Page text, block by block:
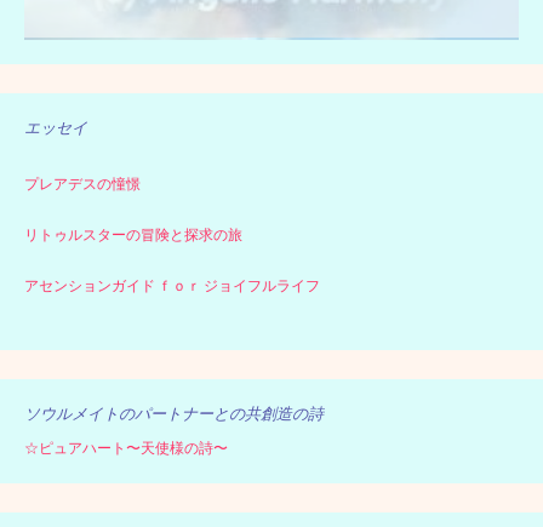
エッセイ
プレアデスの憧憬
リトゥルスターの冒険と探求の旅
アセンションガイド ｆｏｒ ジョイフルライフ
ソウルメイトのパートナーとの共創造の詩
☆ピュアハート〜天使様の詩〜